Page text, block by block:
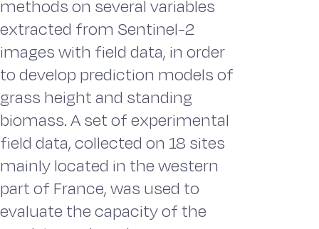
methods on several variables
extracted from Sentinel-2
images with field data, in order
to develop prediction models of
grass height and standing
biomass. A set of experimental
field data, collected on 18 sites
mainly located in the western
part of France, was used to
evaluate the capacity of the